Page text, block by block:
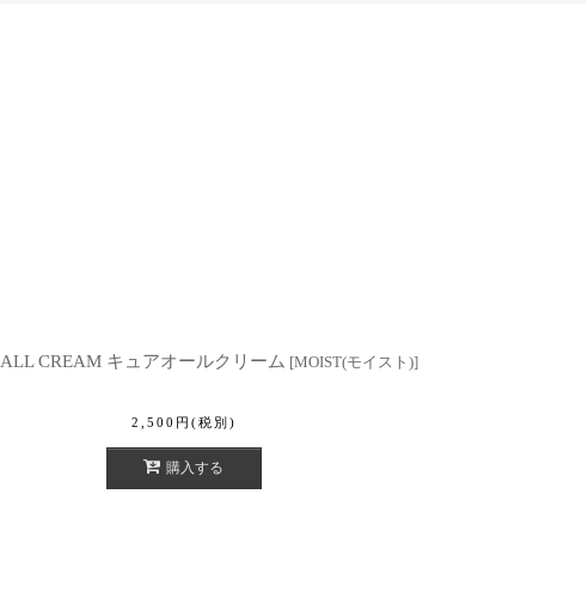
CREAM キュアオールクリーム [MOIST(モイスト)]
2,500 円 (税別)
購入する